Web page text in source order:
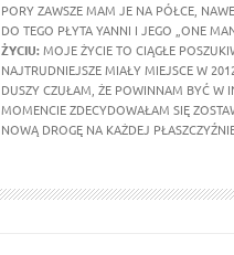
PORY ZAWSZE MAM JE NA PÓŁCE,
DO TEGO PŁYTA YANNI I JEGO „ONE
ŻYCIU:MOJE ŻYCIE TO CIĄGŁE
NAJTRUDNIEJSZE MIAŁY MIEJSCE W
DUSZY CZUŁAM, ŻE POWINNAM BYĆ W
MOMENCIE ZDECYDOWAŁAM SIĘ
NOWĄ DROGĘ NA KAŻDEJ